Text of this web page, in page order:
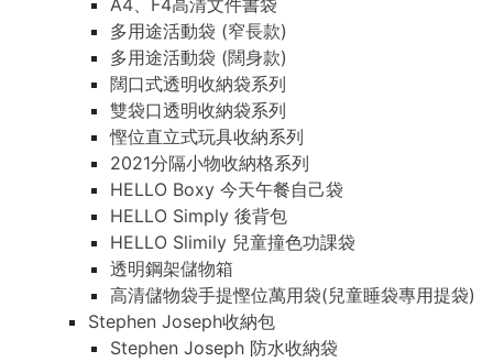
A4、F4高清文件書袋
多用途活動袋 (窄長款)
多用途活動袋 (闊身款)
闊口式透明收納袋系列
雙袋口透明收納袋系列
慳位直立式玩具收納系列
2021分隔小物收納格系列
HELLO Boxy 今天午餐自己袋
HELLO Simply 後背包
HELLO Slimily 兒童撞色功課袋
透明鋼架儲物箱
高清儲物袋手提慳位萬用袋(兒童睡袋專用提袋)
Stephen Joseph收納包
Stephen Joseph 防水收納袋